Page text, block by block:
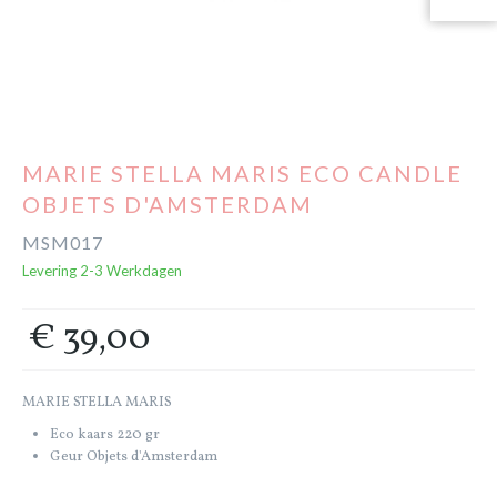
MARIE STELLA MARIS ECO CANDLE
OBJETS D'AMSTERDAM
MSM017
Levering 2-3 Werkdagen
€ 39,00
MARIE STELLA MARIS
Eco kaars 220 gr
Geur Objets d'Amsterdam